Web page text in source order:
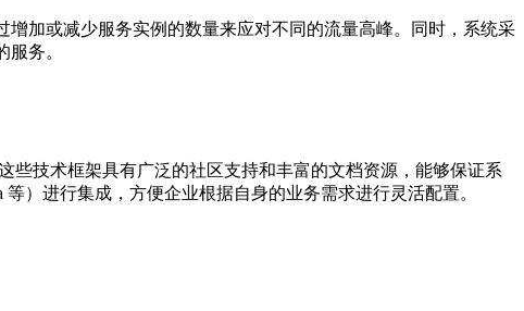
加或减少服务实例的数量来应对不同的流量高峰。同时，系统采
务。
些技术框架具有广泛的社区支持和丰富的文档资源，能够保证系
）进行集成，方便企业根据自身的业务需求进行灵活配置。